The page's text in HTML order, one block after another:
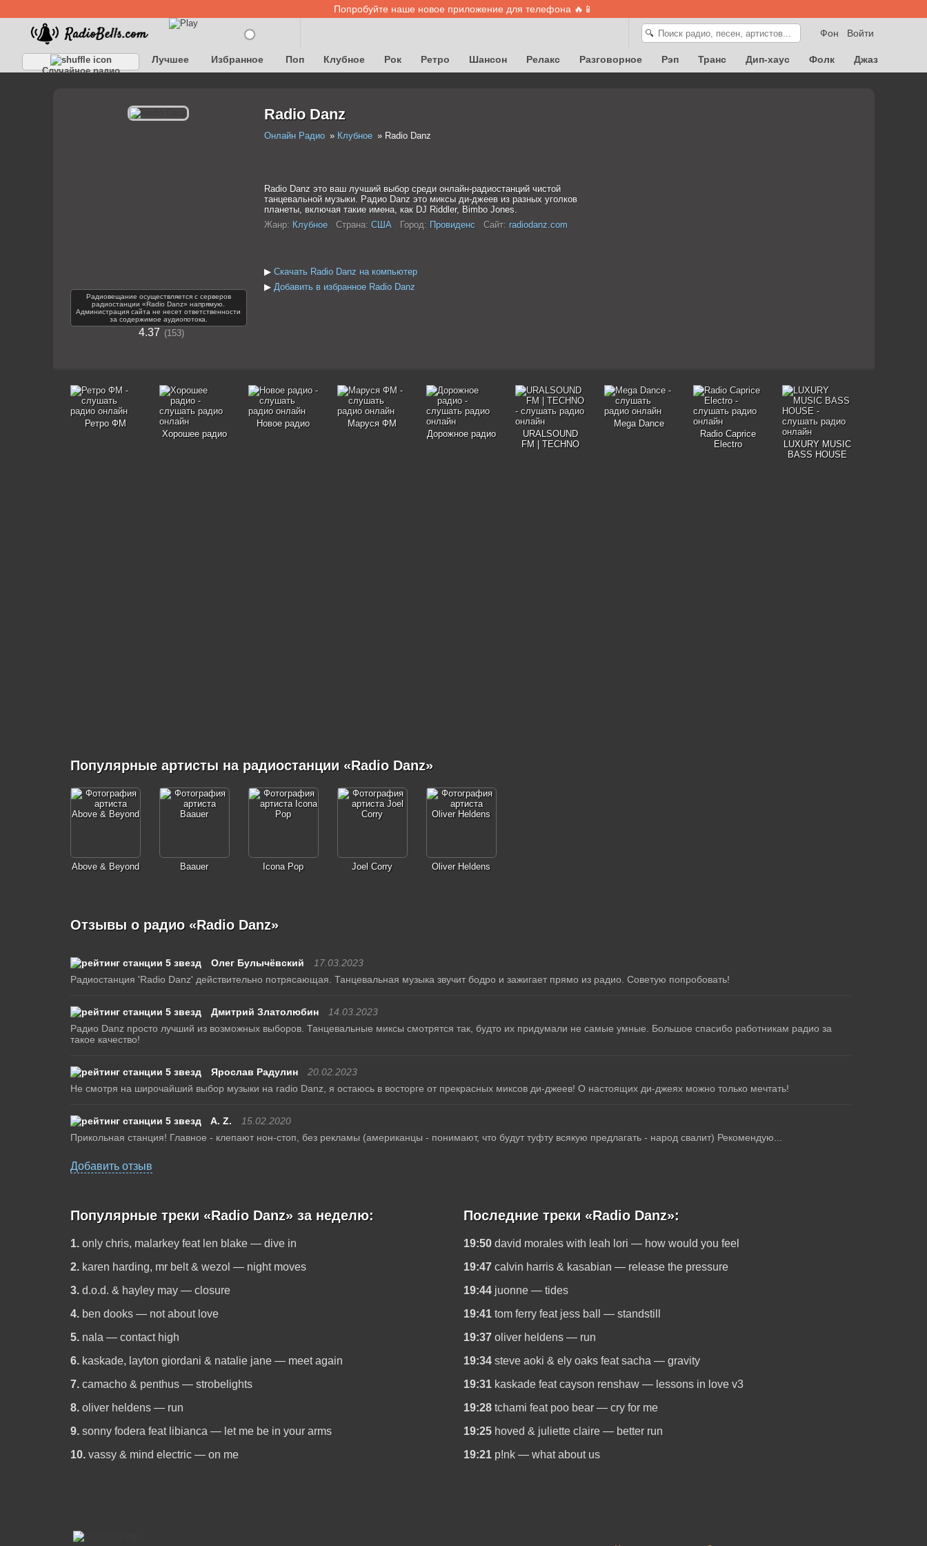
Попробуйте наше новое приложение для телефона 🔥📱
Войти
Фон
🔍
Случайное радио
Лучшее Избранное Поп Клубное Рок Ретро Шансон Релакс Разговорное Рэп Транс Дип-хаус Фолк
Джаз
Радиовещание осуществляется с серверов
радиостанции «Radio Danz» напрямую.
Администрация сайта не несет ответственности
за содержимое аудиопотока.
4.37 153
Radio Danz
Онлайн Радио Клубное Radio Danz
Radio Danz это ваш лучший выбор среди онлайн-радиостанций чистой
танцевальной музыки. Радио Danz это миксы ди-джеев из разных уголков
планеты, включая такие имена, как DJ Riddler, Bimbo Jones.
Жанр: Клубное Страна: США Город: Провиденс Сайт: radiodanz.com
▶ Скачать Radio Danz на компьютер
▶ Добавить в избранное Radio Danz
Ретро ФМ
Хорошее радио
Новое радио
Маруся ФМ
Дорожное радио
URALSOUND
FM | TECHNO
Mega Dance
Radio Caprice
Electro
LUXURY MUSIC
BASS HOUSE
Популярные артисты на радиостанции «Radio Danz»
Above & Beyond Baauer Icona Pop Joel Corry Oliver Heldens
Отзывы о радио «Radio Danz»
Олег Булычёвский
17.03.2023
Радиостанция 'Radio Danz' действительно потрясающая. Танцевальная музыка звучит бодро и зажигает прямо из радио. Советую попробовать!
Дмитрий Златолюбин
14.03.2023
Радио Danz просто лучший из возможных выборов. Танцевальные миксы смотрятся так, будто их придумали не самые умные. Большое спасибо работникам радио за
такое качество!
Ярослав Радулин
20.02.2023
Не смотря на широчайший выбор музыки на radio Danz, я остаюсь в восторге от прекрасных миксов ди-джеев! О настоящих ди-джеях можно только мечтать!
A. Z.
15.02.2020
Прикольная станция! Главное - клепают нон-стоп, без рекламы (американцы - понимают, что будут туфту всякую предлагать - народ свалит) Рекомендую...
Добавить отзыв
Популярные треки «Radio Danz» за неделю:
1. only chris, malarkey feat len blake — dive in
2. karen harding, mr belt & wezol — night moves
3. d.o.d. & hayley may — closure
4. ben dooks — not about love
5. nala — contact high
6. kaskade, layton giordani & natalie jane — meet again
7. camacho & penthus — strobelights
8. oliver heldens — run
9. sonny fodera feat libianca — let me be in your arms
10. vassy & mind electric — on me
Последние треки «Radio Danz»:
19:50 david morales with leah lori — how would you feel
19:47 calvin harris & kasabian — release the pressure
19:44 juonne — tides
19:41 tom ferry feat jess ball — standstill
19:37 oliver heldens — run
19:34 steve aoki & ely oaks feat sacha — gravity
19:31 kaskade feat cayson renshaw — lessons in love v3
19:28 tchami feat poo bear — cry for me
19:25 hoved & juliette claire — better run
19:21 p!nk — what about us